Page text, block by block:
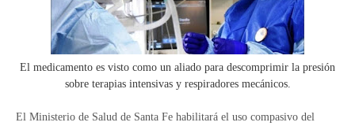
El medicamento es visto como un aliado para descomprimir la presión
sobre terapias intensivas y respiradores mecánicos.
El Ministerio de Salud de Santa Fe habilitará el uso compasivo del